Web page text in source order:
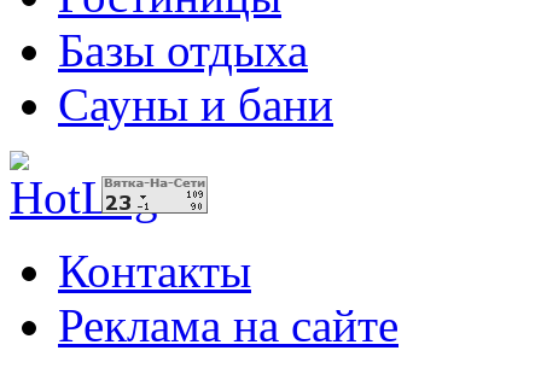
Базы отдыха
Сауны и бани
Контакты
Реклама на сайте